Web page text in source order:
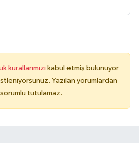
kurallarımızı kabul etmiş bulunuyor
Yazılan yorumlardan
tutulamaz.